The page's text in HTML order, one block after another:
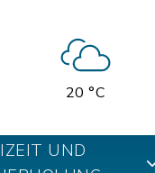
20 °C
UND